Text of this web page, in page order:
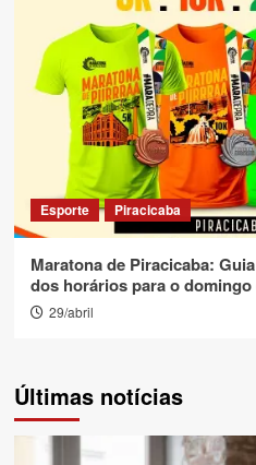
Esporte Piracicaba
Maratona de Piracicaba:
dos horários para o domingo
29/abril
Últimas notícias